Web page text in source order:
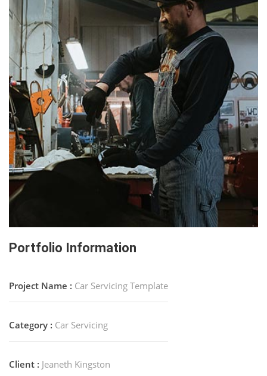
Portfolio Information
Project Name : Car Servicing Template
Category : Car Servicing
Client : Jeaneth Kingston